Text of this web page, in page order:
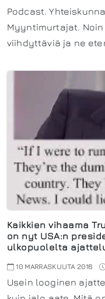
Podcast.
Myyntimurtajat.
viihdyttäviä ja ne
Kaikkien vihaama
on nyt USA:n
ulkopuolelta
10 MARRASKUUTA 2016
Usein looginen